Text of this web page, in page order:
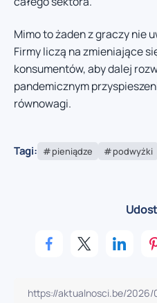
Mimo to żaden z graczy nie
Firmy liczą na zmieniające
konsumentów, aby dalej
pandemicznym
równowagi.
Tagi: pieniądze podwyżki